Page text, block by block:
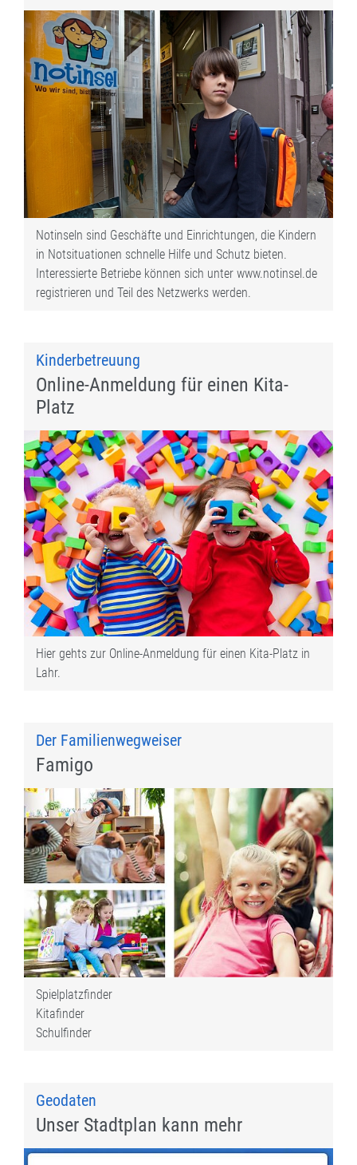
Notinseln sind Geschäfte und Einrichtungen, die Kindern
in Notsituationen schnelle Hilfe und Schutz bieten.
Interessierte Betriebe können sich unter www.notinsel.de
registrieren und Teil des Netzwerks werden.
Kinderbetreuung
Online-Anmeldung für einen Kita-
Platz
Hier gehts zur Online-Anmeldung für einen Kita-Platz in
Lahr.
Der Familienwegweiser
Famigo
Spielplatzfinder
Kitafinder
Schulfinder
Geodaten
Unser Stadtplan kann mehr